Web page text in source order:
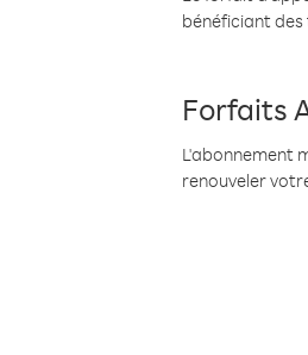
bénéficiant
Forfaits
L'abonnement
renouveler